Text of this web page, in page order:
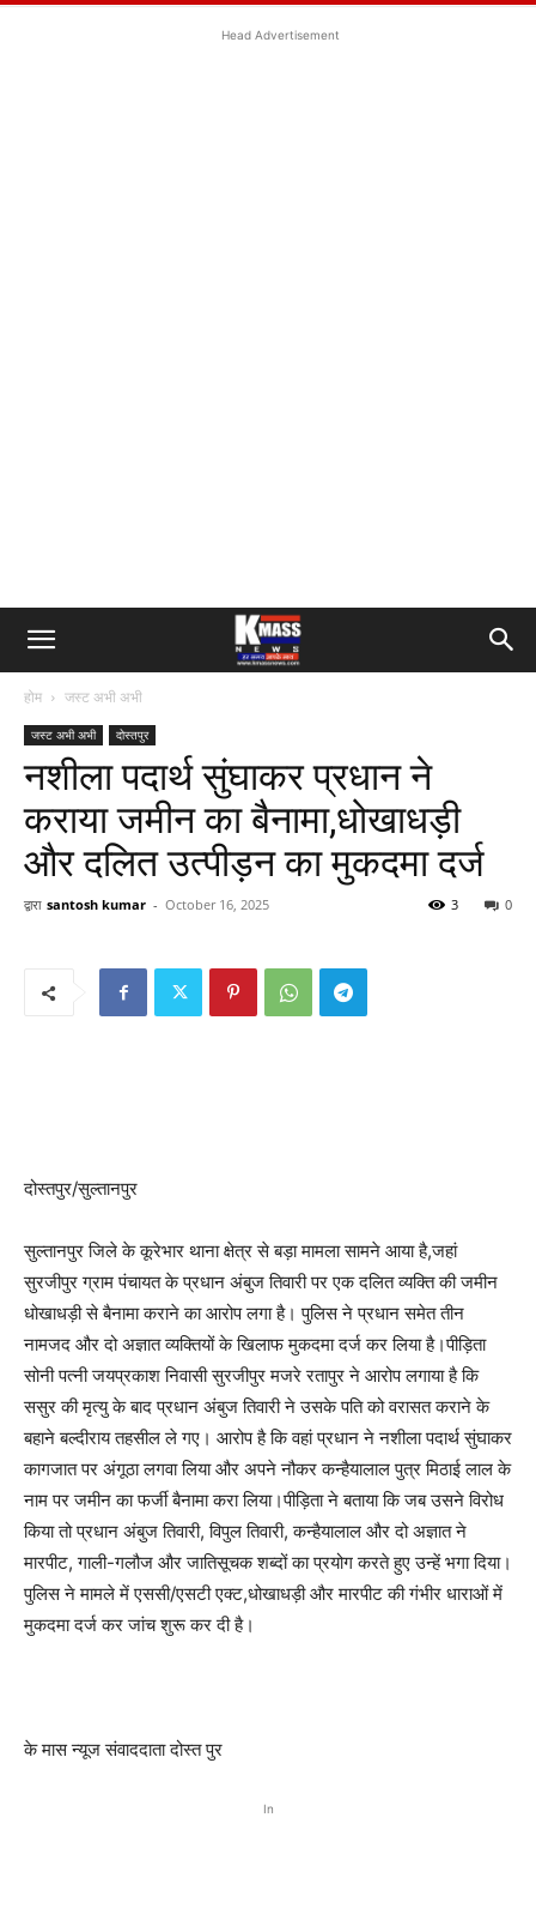
Head Advertisement
होम जस्ट अभी अभी
जस्ट अभी अभी दोस्तपुर
नशीला पदार्थ सुंघाकर प्रधान ने
कराया जमीन का बैनामा,धोखाधड़ी
और दलित उत्पीड़न का मुकदमा दर्ज
द्वारा santosh kumar - October 16, 2025 0
3
दोस्तपुर/सुल्तानपुर
सुल्तानपुर जिले के कूरेभार थाना क्षेत्र से बड़ा मामला सामने आया है,जहां
सुरजीपुर ग्राम पंचायत के प्रधान अंबुज तिवारी पर एक दलित व्यक्ति की जमीन
धोखाधड़ी से बैनामा कराने का आरोप लगा है। पुलिस ने प्रधान समेत तीन
नामजद और दो अज्ञात व्यक्तियों के खिलाफ मुकदमा दर्ज कर लिया है।पीड़िता
सोनी पत्नी जयप्रकाश निवासी सुरजीपुर मजरे रतापुर ने आरोप लगाया है कि
ससुर की मृत्यु के बाद प्रधान अंबुज तिवारी ने उसके पति को वरासत कराने के
बहाने बल्दीराय तहसील ले गए। आरोप है कि वहां प्रधान ने नशीला पदार्थ सुंघाकर
कागजात पर अंगूठा लगवा लिया और अपने नौकर कन्हैयालाल पुत्र मिठाई लाल के
नाम पर जमीन का फर्जी बैनामा करा लिया।पीड़िता ने बताया कि जब उसने विरोध
किया तो प्रधान अंबुज तिवारी, विपुल तिवारी, कन्हैयालाल और दो अज्ञात ने
मारपीट, गाली-गलौज और जातिसूचक शब्दों का प्रयोग करते हुए उन्हें भगा दिया।
पुलिस ने मामले में एससी/एसटी एक्ट,धोखाधड़ी और मारपीट की गंभीर धाराओं में
मुकदमा दर्ज कर जांच शुरू कर दी है।
के मास न्यूज संवाददाता दोस्त पुर
In